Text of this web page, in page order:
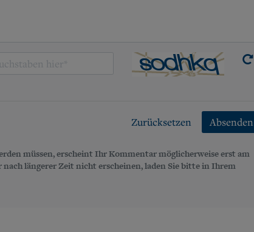
Zurücksetzen Absenden
müssen, erscheint Ihr Kommentar möglicherweise erst am
längerer Zeit nicht erscheinen, laden Sie bitte in Ihrem